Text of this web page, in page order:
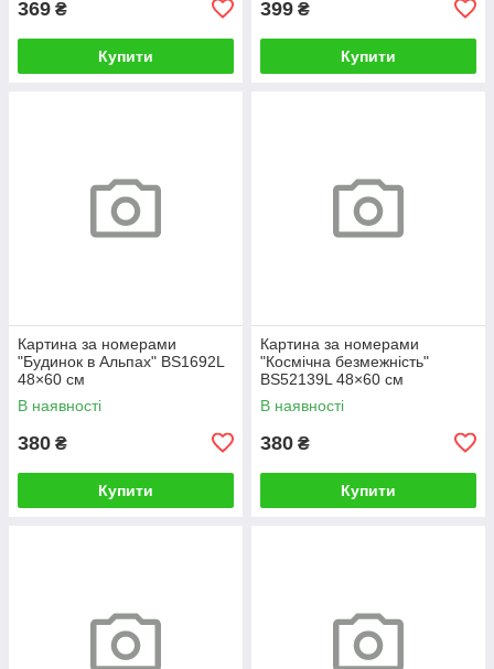
369 ₴
Купити
399 ₴
Купити
Картина за номерами
"Будинок в Альпах" BS1692L
48×60 см
В наявності
380 ₴
Купити
Картина за номерами
"Космічна безмежність"
BS52139L 48×60 см
В наявності
380 ₴
Купити